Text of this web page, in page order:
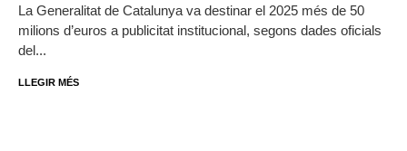
La Generalitat de Catalunya va destinar el 2025 més de 50
milions d’euros a publicitat institucional, segons dades oficials
del...
LLEGIR MÉS